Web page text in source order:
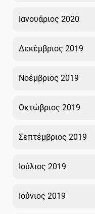
Ιανουάριος 2020
Δεκέμβριος 2019
Νοέμβριος 2019
Οκτώβριος 2019
Σεπτέμβριος 2019
Ιούλιος 2019
Ιούνιος 2019